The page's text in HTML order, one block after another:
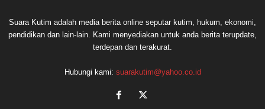
Suara Kutim adalah media berita online seputar kutim, hukum, ekonomi,
pendidikan dan lain-lain. Kami menyediakan untuk anda berita terupdate,
terdepan dan terakurat.
Hubungi kami: suarakutim@yahoo.co.id